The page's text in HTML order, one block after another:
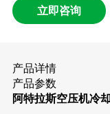
立即咨询
产品详情
产品参数
阿特拉斯空压机冷